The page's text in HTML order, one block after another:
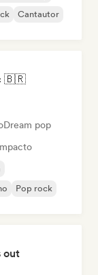
Cantautor
🇧🇷
Dream pop
Pop rock
out